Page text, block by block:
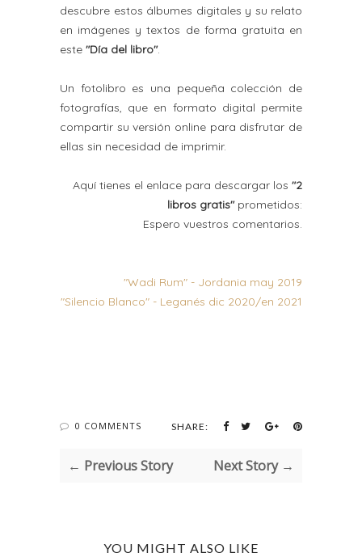
descubre estos álbumes digitales y su relato
en imágenes y textos de forma gratuita en
este "Día del libro".
Un fotolibro es una pequeña colección de
fotografías, que en formato digital permite
compartir su versión online para disfrutar de
ellas sin necesidad de imprimir.
Aquí tienes el enlace para descargar los "2
libros gratis"prometidos:
Espero vuestros comentarios.
"Wadi Rum" - Jordania may 2019
"Silencio Blanco" - Leganés dic 2020/en 2021
0 COMMENTS SHARE:
← Previous Story Next Story →
YOU MIGHT ALSO LIKE